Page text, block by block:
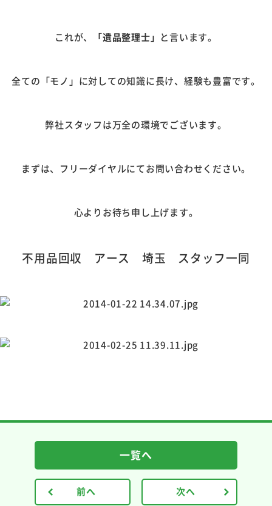
これが、 「遺品整理士」 と言います。
全ての「モノ」に対しての知識に長け、経験も豊富です。
弊社スタッフは万全の環境でございます。
まずは、フリーダイヤルにてお問い合わせください。
心よりお待ち申し上げます。
不用品回収 アース 埼玉 スタッフ一同
前へ
一覧へ
次へ